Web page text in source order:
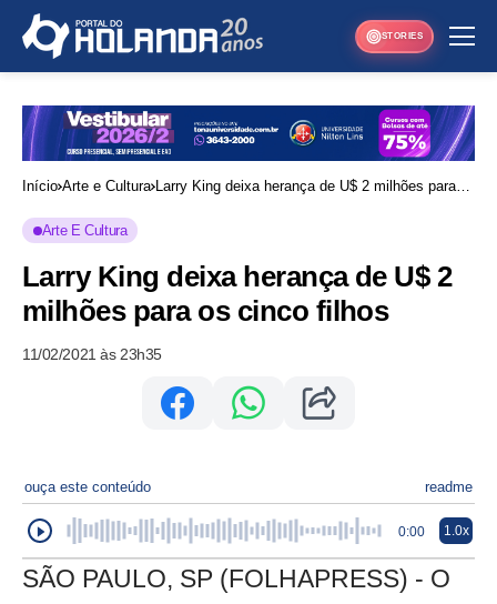
STORIES
Início Arte e Cultura Larry King deixa herança de U$ 2 milhões para
Arte E Cultura
Larry King deixa herança de U$ 2
milhões para os cinco filhos
11/02/2021 às 23h35
ouça este conteúdo readme
0:00 1.0x
SÃO PAULO, SP (FOLHAPRESS) - O